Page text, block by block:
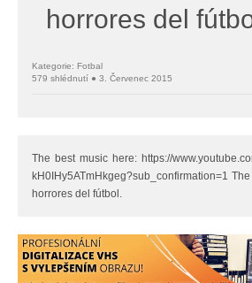
horrores del
Kategorie: Fotbal
579 shlédnutí ● 3. Červenec 2015
The best music here: https://
kH0IHy5ATmHkgeg?sub_confirmation=1
horrores del fútbol.